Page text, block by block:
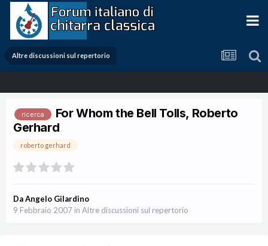
Altre discussioni sul repertorio
ricerca
For Whom the Bell Tolls, Roberto
Gerhard
roberto gerhard
DaAngelo Gilardino
9 Febbraio 2007 in Altre discussioni sul repertorio